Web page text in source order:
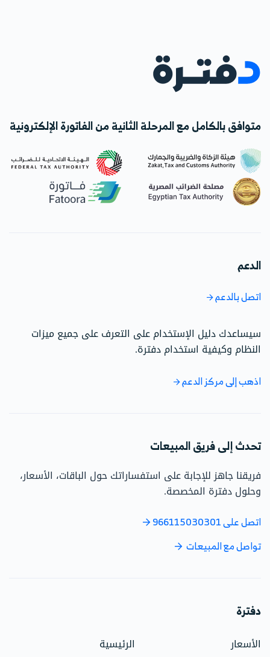
متوافق بالكامل مع المرحلة الثانية من الفاتورة الإلكترونية
الدعم
اتصل بالدعم
سيساعدك دليل الإستخدام على التعرف على جميع ميزات
النظام وكيفية استخدام دفترة.
اذهب إلى مركز الدعم
تحدث إلى فريق المبيعات
فريقنا جاهز للإجابة على استفساراتك حول الباقات، الأسعار،
وحلول دفترة المخصصة.
اتصل على 966115030301
تواصل مع المبيعات
دفترة
الأسعار
الرئيسية